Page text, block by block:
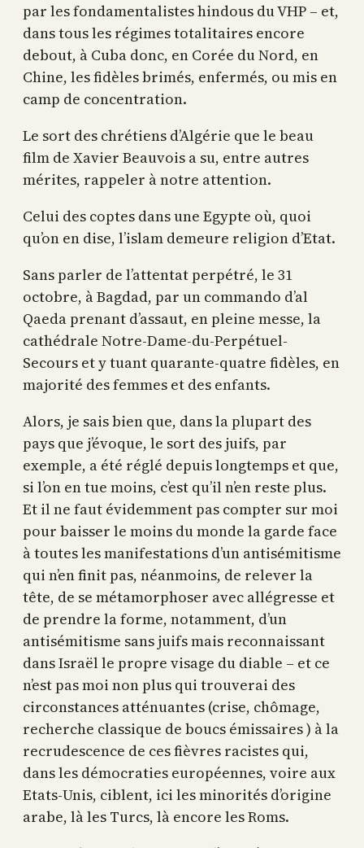
par les fondamentalistes hindous du VHP – et,
dans tous les régimes totalitaires encore
debout, à Cuba donc, en Corée du Nord, en
Chine, les fidèles brimés, enfermés, ou mis en
camp de concentration.
Le sort des chrétiens d’Algérie que le beau
film de Xavier Beauvois a su, entre autres
mérites, rappeler à notre attention.
Celui des coptes dans une Egypte où, quoi
qu’on en dise, l’islam demeure religion d’Etat.
Sans parler de l’attentat perpétré, le 31
octobre, à Bagdad, par un commando d’al
Qaeda prenant d’assaut, en pleine messe, la
cathédrale Notre-Dame-du-Perpétuel-
Secours et y tuant quarante-quatre fidèles, en
majorité des femmes et des enfants.
Alors, je sais bien que, dans la plupart des
pays que j’évoque, le sort des juifs, par
exemple, a été réglé depuis longtemps et que,
si l’on en tue moins, c’est qu’il n’en reste plus.
Et il ne faut évidemment pas compter sur moi
pour baisser le moins du monde la garde face
à toutes les manifestations d’un antisémitisme
qui n’en finit pas, néanmoins, de relever la
tête, de se métamorphoser avec allégresse et
de prendre la forme, notamment, d’un
antisémitisme sans juifs mais reconnaissant
dans Israël le propre visage du diable – et ce
n’est pas moi non plus qui trouverai des
circonstances atténuantes (crise, chômage,
recherche classique de boucs émissaires ) à la
recrudescence de ces fièvres racistes qui,
dans les démocraties européennes, voire aux
Etats-Unis, ciblent, ici les minorités d’origine
arabe, là les Turcs, là encore les Roms.